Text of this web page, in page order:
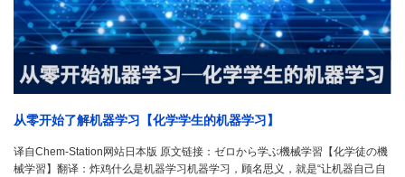
从零开始了解机器学习【化学学生的机器学习】
译自Chem-Station网站日本版 原文链接：ゼロから学ぶ機械学習【化学徒の機
械学習】翻译：炸鸡什么是机器学习机器学习，顾名思义，就是“让机器自己自